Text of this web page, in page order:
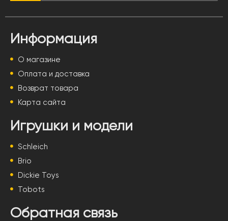
Информация
О магазине
Оплата и доставка
Возврат товара
Карта сайта
Игрушки и модели
Schleich
Brio
Dickie Toys
Tobots
Обратная связь